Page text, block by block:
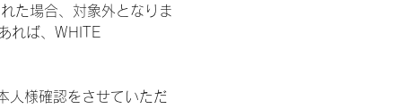
た場合、対象外となりま
れば、WHITE
人様確認をさせていただ